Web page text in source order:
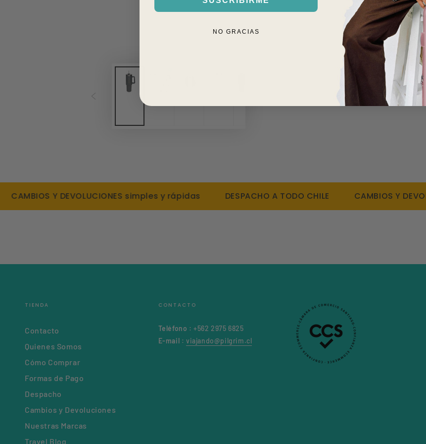
Tamaño
Líquidos
Aislamiento
Tapa con
Bombilla
Portavasos
Mango de
Libre de
2.
Y DEVOLUCIONES simples y rápidas DESPACHO A TODO CHILE CAMBIOS Y
TIENDA
Contacto
Quienes Somos
Cómo Comprar
Formas de Pago
Despacho
Cambios y Devoluciones
Nuestras Marcas
Travel Blog
CONTACTO
Teléfono : +562 2975 6825
E-mail : viajando@pilgrim.cl
NO GRACIAS